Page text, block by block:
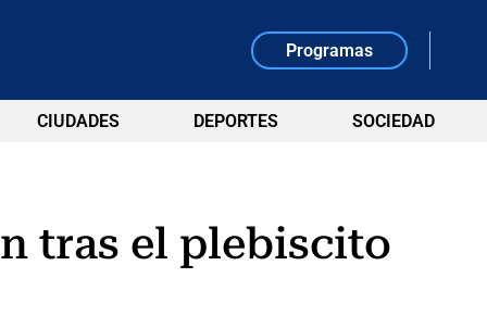
Programas
CIUDADES DEPORTES SOCIEDAD
tras el plebiscito